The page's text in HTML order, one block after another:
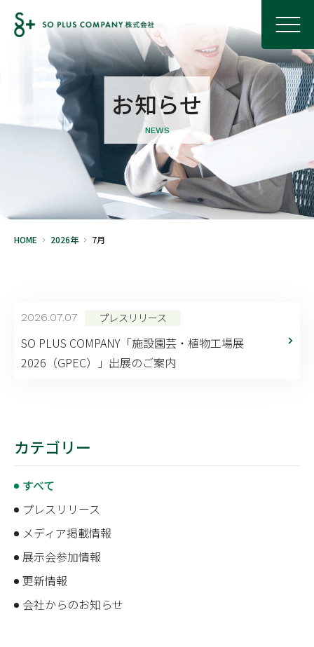
お知らせ
NEWS
HOME 2026年 7月
2026.07.07 プレスリリース
SO PLUS COMPANY「施設園芸・植物工場展
2026（GPEC）」出展のご案内
カテゴリー
すべて
プレスリリース
メディア掲載情報
展示会参加情報
更新情報
会社からのお知らせ